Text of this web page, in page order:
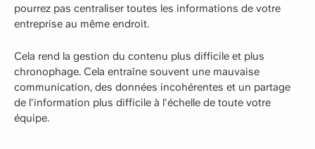
pourrez pas centraliser toutes les informations de votre
entreprise au même endroit.
Cela rend la gestion du contenu plus difficile et plus
chronophage. Cela entraîne souvent une mauvaise
communication, des données incohérentes et un partage
de l'information plus difficile à l'échelle de toute votre
équipe.